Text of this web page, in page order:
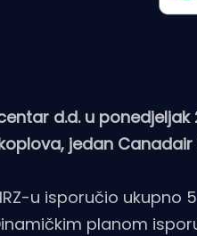
d.d. u
jedan Canadair
u isporučio
planom